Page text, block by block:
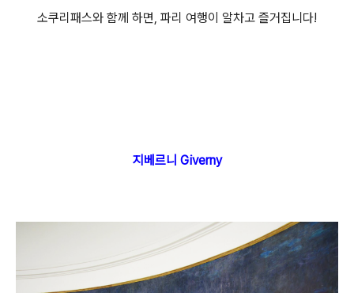
소쿠리패스와 함께 하면, 파리 여행이 알차고 즐거집니다!
지베르니 Giverny